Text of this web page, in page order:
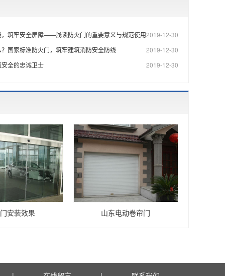
2019-12-30
，筑牢安全屏障——浅谈防火门的重要意义与规范使用
2019-12-30
国家标准防火门，筑牢建筑消防安全防线
2019-12-30
全的忠诚卫士
安装效果 山东电动卷帘门